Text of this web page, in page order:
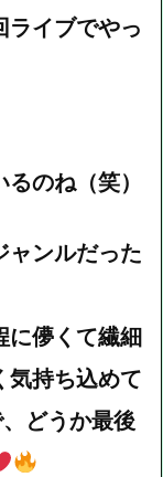
ライブでやっ
のね（笑）
ャンルだった
に儚くて繊細
気持ち込めて
どうか最後